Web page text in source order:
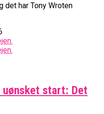
det har Tony Wroten
start: Det